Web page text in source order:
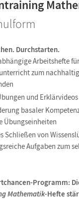
Durchstarten.
Arbeitshefte
zum
und Erklärvideos
basaler
Übungseinheiten
Schließen von
Aufgaben zum
Programm:
Mathematik-Hefte